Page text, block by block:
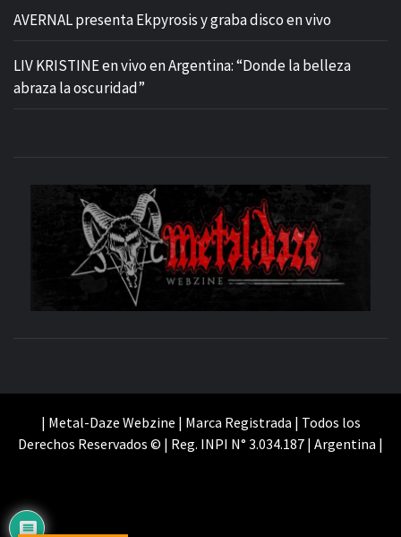
AVERNAL presenta Ekpyrosis y graba disco en vivo
LIV KRISTINE en vivo en Argentina: “Donde la belleza
abraza la oscuridad”
| Metal-Daze Webzine | Marca Registrada | Todos los
Derechos Reservados © | Reg. INPI N° 3.034.187 | Argentina |